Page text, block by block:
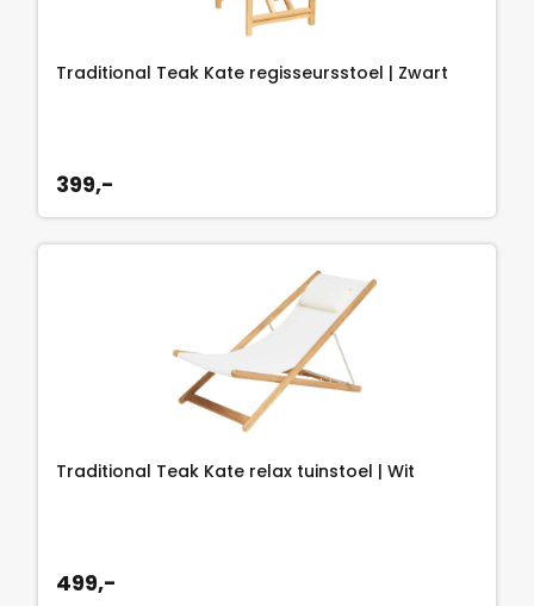
Traditional Teak Kate regisseursstoel | Zwart
399,-
Traditional Teak Kate relax tuinstoel | Wit
499,-